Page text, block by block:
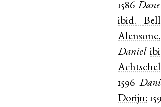
1586
ibid.
Alensone,
Daniel
1596
Dorijn;